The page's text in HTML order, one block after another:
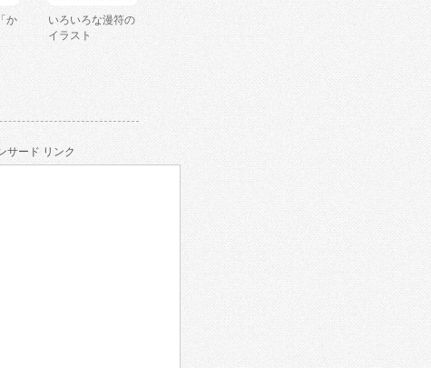
か
いろいろな漫符の
イラスト
サード リンク